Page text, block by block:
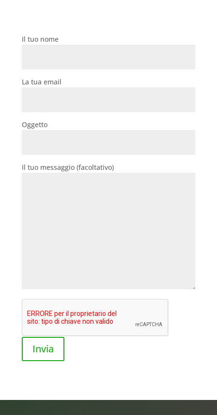
Il tuo nome
La tua email
Oggetto
Il tuo messaggio (facoltativo)
Invia